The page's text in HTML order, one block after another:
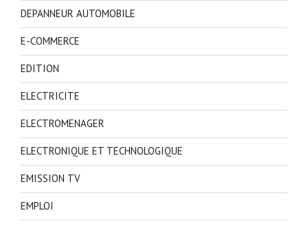
DEPANNEUR AUTOMOBILE
E-COMMERCE
EDITION
ELECTRICITE
ELECTROMENAGER
ELECTRONIQUE ET TECHNOLOGIQUE
EMISSION TV
EMPLOI